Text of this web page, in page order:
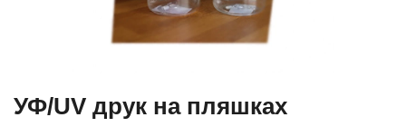
УФ/UV друк на пляшках